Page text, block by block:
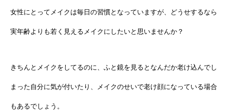
女性にとってメイクは毎日の習慣となっていますが、どうせするなら
実年齢よりも若く見えるメイクにしたいと思いませんか？
きちんとメイクをしてるのに、ふと鏡を見るとなんだか老け込んでし
まった自分に気が付いたり、メイクのせいで老け顔になっている場合
もあるでしょう。